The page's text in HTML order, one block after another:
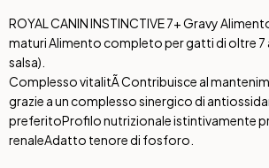
ROYAL CANIN INSTINCTIVE 7+ Gravy
maturi Alimento completo per gatti di oltre 7
salsa).
Complesso vitalitÃContribuisce al
grazie a un complesso sinergico di
preferitoProfilo nutrizionale istintivamente
renaleAdatto tenore di fosforo.